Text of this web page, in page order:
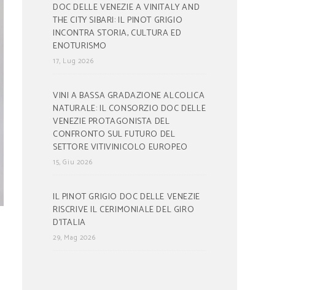
DOC DELLE VENEZIE A VINITALY AND
THE CITY SIBARI: IL PINOT GRIGIO
INCONTRA STORIA, CULTURA ED
ENOTURISMO
17, Lug 2026
VINI A BASSA GRADAZIONE ALCOLICA
NATURALE: IL CONSORZIO DOC DELLE
VENEZIE PROTAGONISTA DEL
CONFRONTO SUL FUTURO DEL
SETTORE VITIVINICOLO EUROPEO
15, Giu 2026
IL PINOT GRIGIO DOC DELLE VENEZIE
RISCRIVE IL CERIMONIALE DEL GIRO
D’ITALIA
29, Mag 2026